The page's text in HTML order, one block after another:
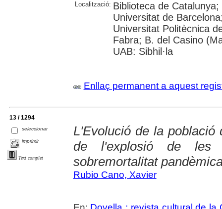
Localització: Biblioteca de
Universitat de
Universitat Politècnica
Fabra; B. del Casino
UAB: Sibhil·la
Enllaç permanent a aquest
13 / 1294
seleccionar
imprimir
Text complet
L'Evolució de la
de l'explosió de les
sobremortalitat
Rubio Cano, Xavier